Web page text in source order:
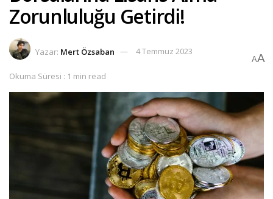
Zorunluluğu Getirdi!
Yazar: Mert Özsaban 4 Temmuz 2023
Okuma Süresi : 1 min read
AA